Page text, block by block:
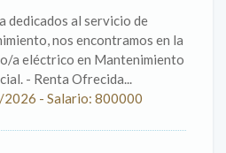
dedicados al servicio de
nos encontramos en la
a eléctrico en Mantenimiento
- Renta Ofrecida...
- Salario: 800000